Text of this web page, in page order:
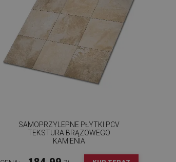
SAMOPRZYLEPNE PŁYTKI PCV
TEKSTURA BRĄZOWEGO
KAMIENIA